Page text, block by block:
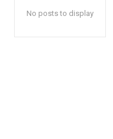
No posts to display